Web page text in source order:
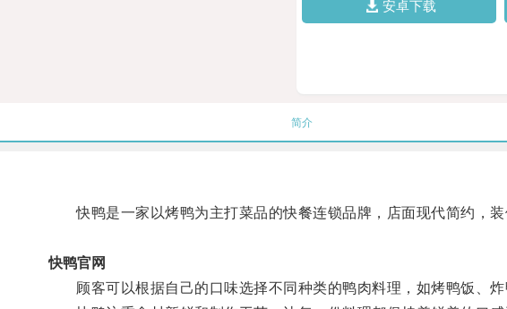
安卓下载
简介
快鸭是一家以烤鸭为主打菜品的快餐连锁品牌，店面现代简约，装
快鸭官网
顾客可以根据自己的口味选择不同种类的鸭肉料理，如烤鸭饭、炸